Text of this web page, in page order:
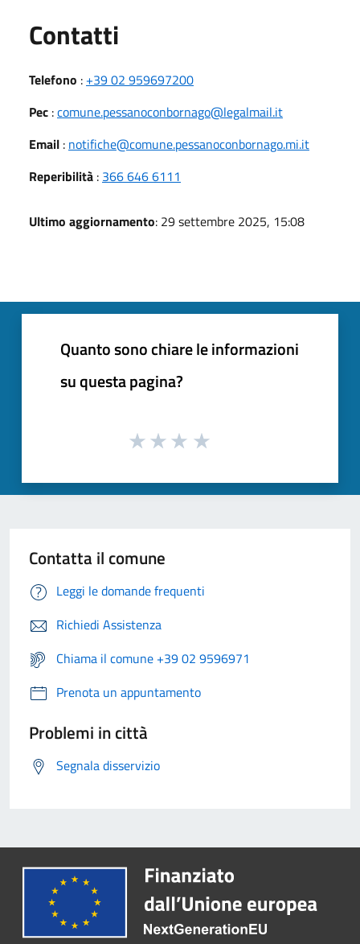
Contatti
Telefono : +39 02 959697200
Pec :comune.pessanoconbornago@legalmail.it
Email : notifiche@comune.pessanoconbornago.mi.it
Reperibilità : 366 646 6111
Ultimo aggiornamento: 29 settembre 2025, 15:08
Quanto sono chiare le informazioni
su questa pagina?
Contatta il comune
Leggi le domande frequenti
Richiedi Assistenza
Chiama il comune +39 02 9596971
Prenota un appuntamento
Problemi in città
Segnala disservizio